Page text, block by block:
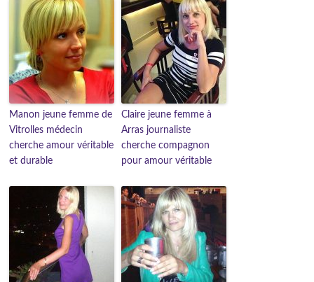
Manon jeune femme de
Vitrolles médecin
cherche amour véritable
et durable
Claire jeune femme à
Arras journaliste
cherche compagnon
pour amour véritable